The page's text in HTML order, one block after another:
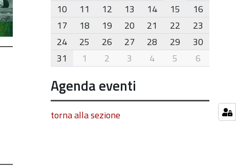
10
11 12 13 14 15
16
17
18 19 20 21 22
23
24
25 26 27 28 29
30
31
1 2 3 4 5 6
Agenda eventi
torna alla sezione